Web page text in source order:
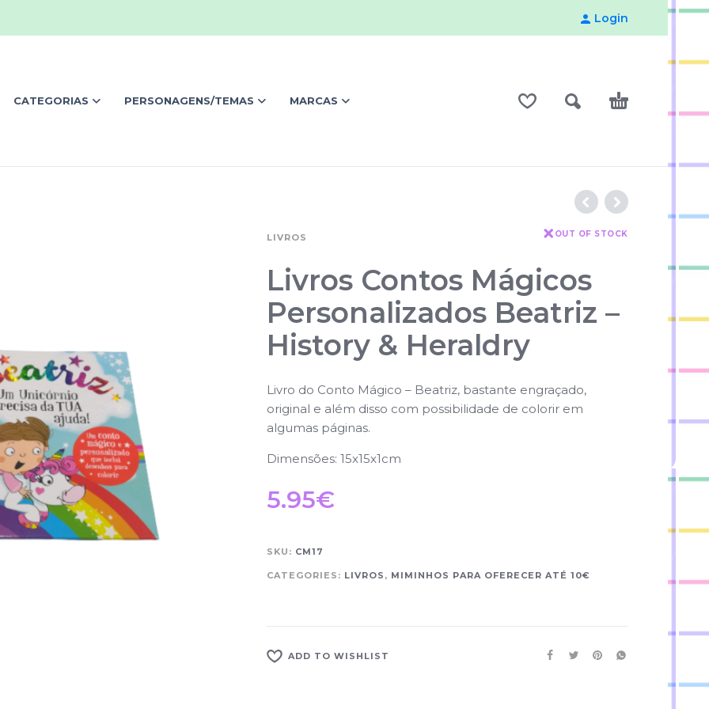
Login
CATEGORIAS PERSONAGENS/TEMAS MARCAS
LIVROS OUT OF STOCK
Livros Contos Mágicos
Personalizados Beatriz –
History & Heraldry
Livro do Conto Mágico – Beatriz, bastante engraçado,
original e além disso com possibilidade de colorir em
algumas páginas.
Dimensões: 15x15x1cm
5.95€
SKU: CM17
CATEGORIES: LIVROS , MIMINHOS PARA OFERECER ATÉ 10€
ADD TO WISHLIST